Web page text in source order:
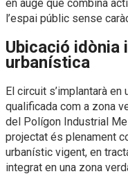
en auge que combina
l’espai públic sense
Ubicació
urbanística
El circuit s’implantarà
qualificada com a zona
del Polígon Industrial
projectat és plenament
urbanístic vigent, en
integrat en una zona